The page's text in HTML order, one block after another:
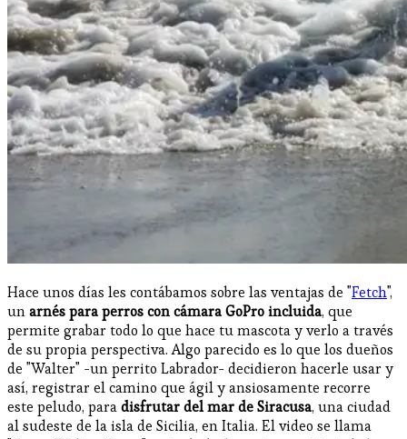
Hace unos días les contábamos sobre las ventajas de "Fetch",
unarnés para perros con cámara GoPro incluida, que
permite grabar todo lo que hace tu mascota y verlo a través
de su propia perspectiva. Algo parecido es lo que los dueños
de "Walter" -un perrito Labrador- decidieron hacerle usar y
así, registrar el camino que ágil y ansiosamente recorre
este peludo, paradisfrutar del mar de Siracusa, una ciudad
al sudeste de la isla de Sicilia, en Italia. El video se llama